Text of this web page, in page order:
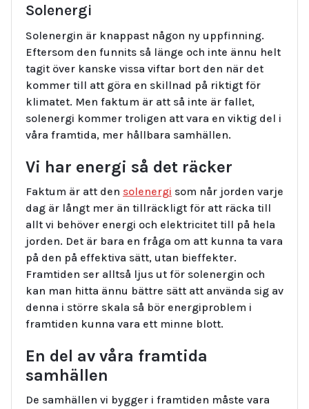
Solenergi
Solenergin är knappast någon ny uppfinning.
Eftersom den funnits så länge och inte ännu helt
tagit över kanske vissa viftar bort den när det
kommer till att göra en skillnad på riktigt för
klimatet. Men faktum är att så inte är fallet,
solenergi kommer troligen att vara en viktig del i
våra framtida, mer hållbara samhällen.
Vi har energi så det räcker
Faktum är att den solenergi som når jorden varje
dag är långt mer än tillräckligt för att räcka till
allt vi behöver energi och elektricitet till på hela
jorden. Det är bara en fråga om att kunna ta vara
på den på effektiva sätt, utan bieffekter.
Framtiden ser alltså ljus ut för solenergin och
kan man hitta ännu bättre sätt att använda sig av
denna i större skala så bör energiproblem i
framtiden kunna vara ett minne blott.
En del av våra framtida
samhällen
De samhällen vi bygger i framtiden måste vara